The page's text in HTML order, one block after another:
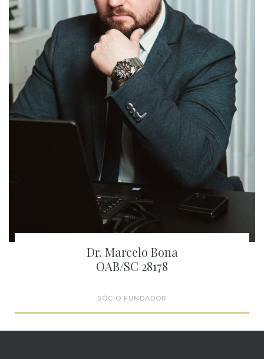
Dr. Marcelo Bona
OAB/SC 28178
SÓCIO FUNDADOR